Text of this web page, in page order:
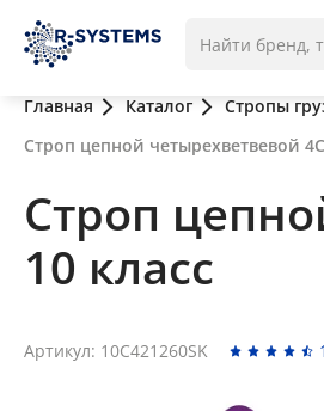
Главная Каталог Стропы
Строп цепной четырехветвевой
Строп
10 класс
Артикул: 10C421260SK